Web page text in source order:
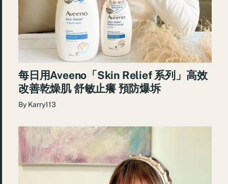
每日用Aveeno「Skin Relief 系列」高效
改善乾燥肌 舒敏止癢 預防爆坼
By Karry113